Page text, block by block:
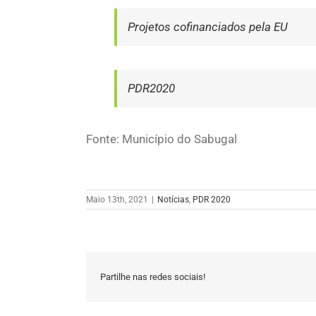
Projetos cofinanciados pela EU
PDR2020
Fonte: Município do Sabugal
Maio 13th, 2021 Notícias, PDR 2020
Partilhe nas redes sociais!